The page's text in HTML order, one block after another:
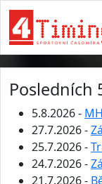
Posledních
5.8.2026 -
27.7.2026 -
25.7.2026 -
24.7.2026 -
21.7.2026 -